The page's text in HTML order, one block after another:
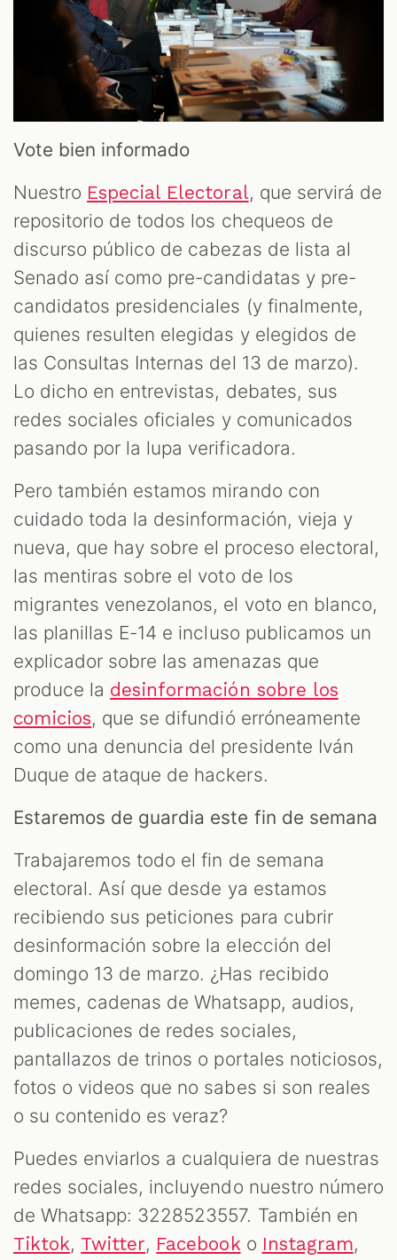
Vote bien informado
Nuestro Especial Electoral, que servirá de
repositorio de todos los chequeos de
discurso público de cabezas de lista al
Senado así como pre-candidatas y pre-
candidatos presidenciales (y finalmente,
quienes resulten elegidas y elegidos de
las Consultas Internas del 13 de marzo).
Lo dicho en entrevistas, debates, sus
redes sociales oficiales y comunicados
pasando por la lupa verificadora.
Pero también estamos mirando con
cuidado toda la desinformación, vieja y
nueva, que hay sobre el proceso electoral,
las mentiras sobre el voto de los
migrantes venezolanos, el voto en blanco,
las planillas E-14 e incluso publicamos un
explicador sobre las amenazas que
produce la desinformación sobre los
comicios, que se difundió erróneamente
como una denuncia del presidente Iván
Duque de ataque de hackers.
Estaremos de guardia este fin de semana
Trabajaremos todo el fin de semana
electoral. Así que desde ya estamos
recibiendo sus peticiones para cubrir
desinformación sobre la elección del
domingo 13 de marzo. ¿Has recibido
memes, cadenas de Whatsapp, audios,
publicaciones de redes sociales,
pantallazos de trinos o portales noticiosos,
fotos o videos que no sabes si son reales
o su contenido es veraz?
Puedes enviarlos a cualquiera de nuestras
redes sociales, incluyendo nuestro número
de Whatsapp: 3228523557. También en
Tiktok, Twitter, Facebooko Instagram,